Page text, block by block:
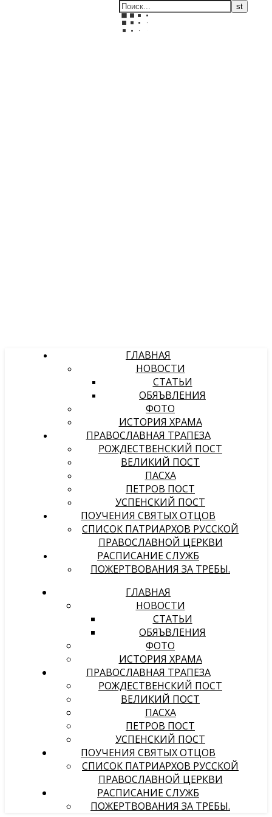
ГЛАВНАЯ
НОВОСТИ
СТАТЬИ
ОБЯЪВЛЕНИЯ
ФОТО
ИСТОРИЯ ХРАМА
ПРАВОСЛАВНАЯ ТРАПЕЗА
РОЖДЕСТВЕНСКИЙ ПОСТ
ВЕЛИКИЙ ПОСТ
ПАСХА
ПЕТРОВ ПОСТ
УСПЕНСКИЙ ПОСТ
ПОУЧЕНИЯ СВЯТЫХ ОТЦОВ
СПИСОК ПАТРИАРХОВ РУССКОЙ
ПРАВОСЛАВНОЙ ЦЕРКВИ
РАСПИСАНИЕ СЛУЖБ
ПОЖЕРТВОВАНИЯ ЗА ТРЕБЫ.
ГЛАВНАЯ
НОВОСТИ
СТАТЬИ
ОБЯЪВЛЕНИЯ
ФОТО
ИСТОРИЯ ХРАМА
ПРАВОСЛАВНАЯ ТРАПЕЗА
РОЖДЕСТВЕНСКИЙ ПОСТ
ВЕЛИКИЙ ПОСТ
ПАСХА
ПЕТРОВ ПОСТ
УСПЕНСКИЙ ПОСТ
ПОУЧЕНИЯ СВЯТЫХ ОТЦОВ
СПИСОК ПАТРИАРХОВ РУССКОЙ
ПРАВОСЛАВНОЙ ЦЕРКВИ
РАСПИСАНИЕ СЛУЖБ
ПОЖЕРТВОВАНИЯ ЗА ТРЕБЫ.